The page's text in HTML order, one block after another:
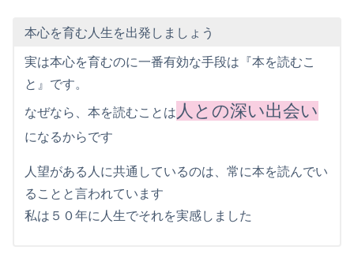
本心を育む人生を出発しましょう
実は本心を育むのに一番有効な手段は『本を読むこ
と』です。
なぜなら、本を読むことは 人との深い出会い
になるからです
人望がある人に共通しているのは、常に本を読んでい
ることと言われています
私は５０年に人生でそれを実感しました